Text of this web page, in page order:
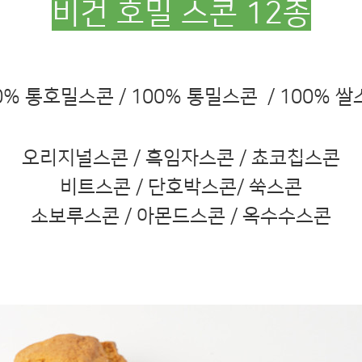
비건 호밀 스콘 12종
통호밀스콘 / 100% 통밀스콘  / 100% 쌀
오리지널스콘 / 흑임자스콘 / 쵸코칩스콘
비트스콘 / 단호박스콘/ 쑥스콘
소보루스콘 / 아몬드스콘 / 옥수수스콘